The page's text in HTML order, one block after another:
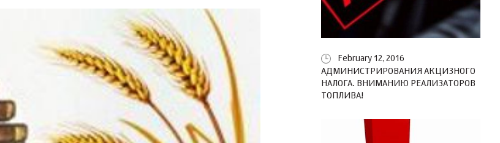
February 12, 2016
АДМИНИСТРИРОВАНИЯ АКЦИЗНОГО
НАЛОГА. ВНИМАНИЮ РЕАЛИЗАТОРОВ
ТОПЛИВА!